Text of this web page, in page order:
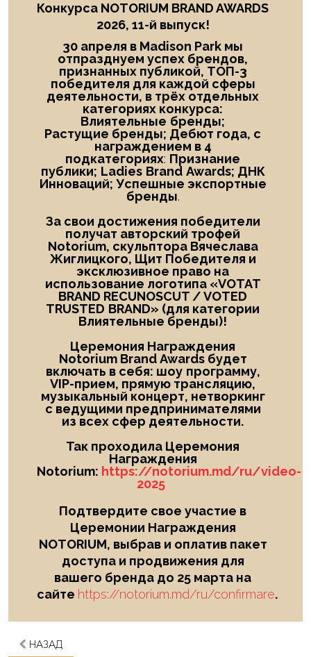
Конкурса NOTORIUM BRAND AWARDS
2026, 11-й выпуск!
30 апреля в Madison Park мы
отпразднуем успех брендов,
признанных публикой, ТОП-3
победителя для каждой сферы
деятельности, в трёх отдельных
категориях конкурса:
Влиятельные бренды;
Растущие бренды; Дебют года, с
награждением в 4
подкатегориях: Признание
публики; Ladies Brand Awards; ДНК
Инноваций; Успешные экспортные
бренды.
За свои достижения победители
получат авторский трофей
Notorium, скульптора Вячеслава
Жиглицкого, Щит Победителя и
эксклюзивное право на
использование логотипа «VOTAT
BRAND RECUNOSCUT /VOTED
TRUSTED BRAND» (для категории
Влиятельные бренды)!
Церемония Награждения
Notorium Brand Awards будет
включать в себя: шоу программу,
VIP-прием, прямую трансляцию,
музыкальный концерт, нетворкинг
с ведущими предпринимателями
из всех сфер деятельности.
Так проходила Церемония
Награждения
Notorium: https://notorium.md/ru/video-
2025
Подтвердите свое участие в
Церемонии Награждения
NOTORIUM, выбрав и оплатив пакет
доступа и продвижения для
вашего бренда до 25 марта на
сайте https://notorium.md/ru/confirmare.
НАЗАД